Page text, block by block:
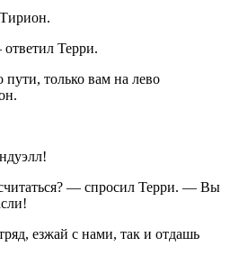
Терри.
только вам на лево
— спросил Терри. — Вы
езжай с нами, так и отдашь